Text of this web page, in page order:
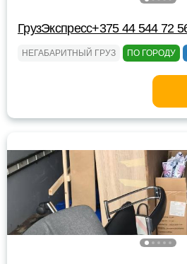
ГрузЭкспресс+375 44 544 72
НЕГАБАРИТНЫЙ ГРУЗ ПО ГОРОДУ